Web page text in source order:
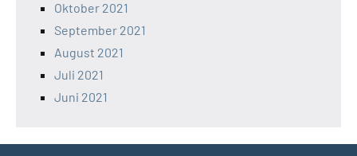
Oktober 2021
September 2021
August 2021
Juli 2021
Juni 2021